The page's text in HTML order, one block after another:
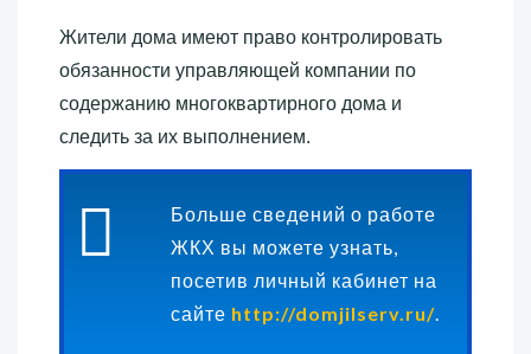
Жители дома имеют право контролировать
обязанности управляющей компании по
содержанию многоквартирного дома и
следить за их выполнением.
Больше сведений о работе
ЖКХ вы можете узнать,
посетив личный кабинет на
сайте http://domjilserv.ru/